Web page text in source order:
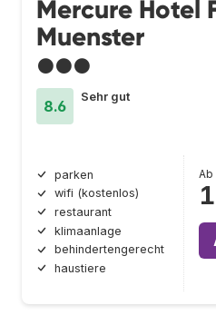
Mercure Hotel
Muenster
●●●
8.6
Sehr gut
parken
wifi (kostenlos)
restaurant
klimaanlage
behindertengerecht
haustiere
Ab